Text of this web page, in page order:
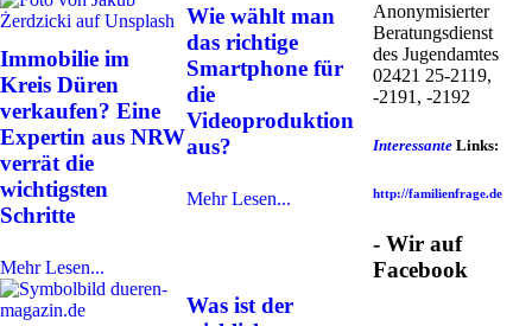
Immobilie im
Kreis Düren
verkaufen? Eine
Expertin aus NRW
verrät die
wichtigsten
Schritte
Mehr Lesen...
Wie wählt man
das richtige
Smartphone für
die
Videoproduktion
aus?
Mehr Lesen...
Was ist der
Anonymisierter
Beratungsdienst
des Jugendamtes
02421 25-2119,
-2191, -2192
InteressanteLinks:
http://familienfrage.de
- Wir auf
Facebook